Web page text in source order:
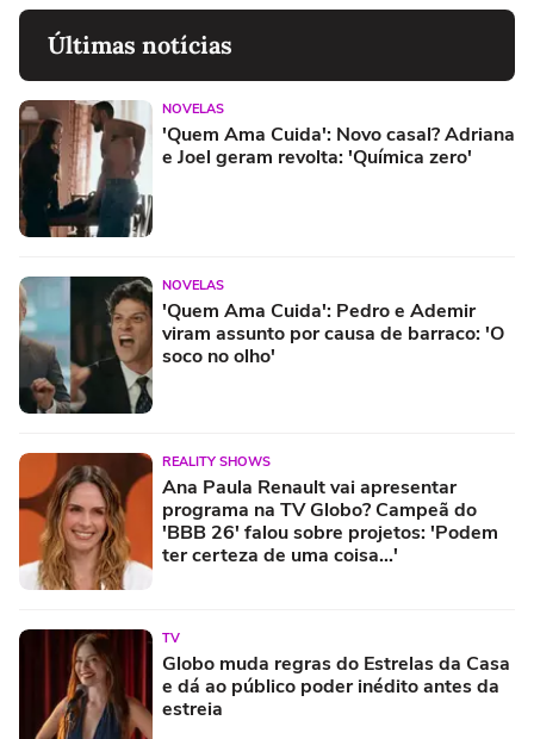
Últimas notícias
NOVELAS
'Quem Ama Cuida': Novo casal? Adriana
e Joel geram revolta: 'Química zero'
NOVELAS
'Quem Ama Cuida': Pedro e Ademir
viram assunto por causa de barraco: 'O
soco no olho'
REALITY SHOWS
Ana Paula Renault vai apresentar
programa na TV Globo? Campeã do
'BBB 26' falou sobre projetos: 'Podem
ter certeza de uma coisa...'
TV
Globo muda regras do Estrelas da Casa
e dá ao público poder inédito antes da
estreia